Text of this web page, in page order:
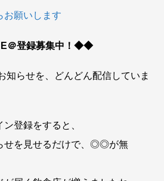
お願いします
＠登録募集中！◆◆
知らせを、どんどん配信していま
登録をすると、
せを見せるだけで、◎◎が無